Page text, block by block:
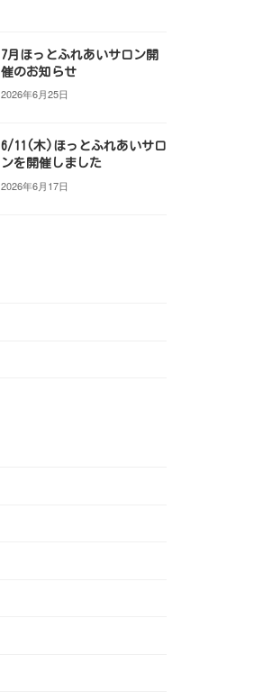
7月ほっとふれあいサロン開
催のお知らせ
2026年6月25日
6/11(木)ほっとふれあいサロ
ンを開催しました
2026年6月17日